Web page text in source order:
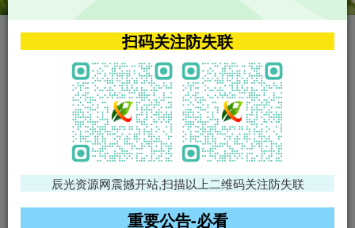
VIP特权介绍 APP源码
VIP特权介绍
火
VIP特权介绍
影视源码
影视源码
免费领支付宝红包
腾讯轻量4核4G3M服务器38元/
扫码关注防失联
辰光资源网震撼开站,扫描以上二维码关注防失联
重要公告-必看